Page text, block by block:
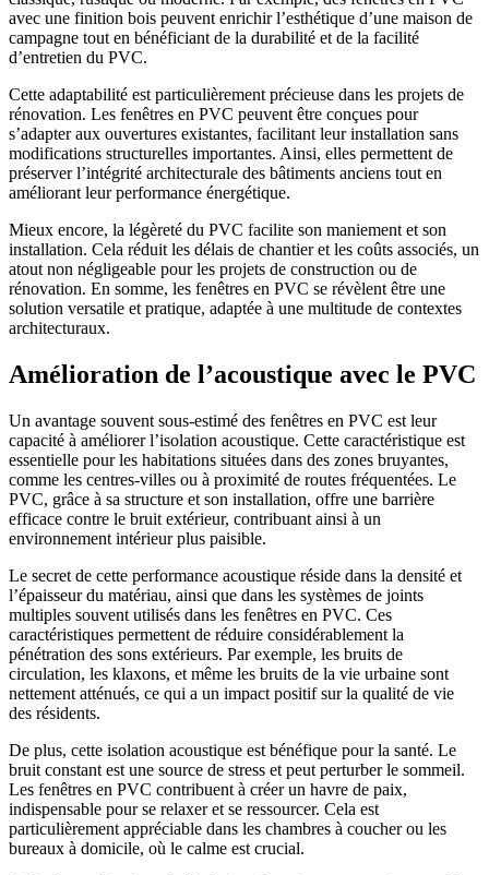
avec une finition bois peuvent enrichir l’esthétique d’une maison de
campagne tout en bénéficiant de la durabilité et de la facilité
d’entretien du PVC.
Cette adaptabilité est particulièrement précieuse dans les projets de
rénovation. Les fenêtres en PVC peuvent être conçues pour
s’adapter aux ouvertures existantes, facilitant leur installation sans
modifications structurelles importantes. Ainsi, elles permettent de
préserver l’intégrité architecturale des bâtiments anciens tout en
améliorant leur performance énergétique.
Mieux encore, la légèreté du PVC facilite son maniement et son
installation. Cela réduit les délais de chantier et les coûts associés, un
atout non négligeable pour les projets de construction ou de
rénovation. En somme, les fenêtres en PVC se révèlent être une
solution versatile et pratique, adaptée à une multitude de contextes
architecturaux.
Amélioration de l’acoustique avec le PVC
Un avantage souvent sous-estimé des fenêtres en PVC est leur
capacité à améliorer l’isolation acoustique. Cette caractéristique est
essentielle pour les habitations situées dans des zones bruyantes,
comme les centres-villes ou à proximité de routes fréquentées. Le
PVC, grâce à sa structure et son installation, offre une barrière
efficace contre le bruit extérieur, contribuant ainsi à un
environnement intérieur plus paisible.
Le secret de cette performance acoustique réside dans la densité et
l’épaisseur du matériau, ainsi que dans les systèmes de joints
multiples souvent utilisés dans les fenêtres en PVC. Ces
caractéristiques permettent de réduire considérablement la
pénétration des sons extérieurs. Par exemple, les bruits de
circulation, les klaxons, et même les bruits de la vie urbaine sont
nettement atténués, ce qui a un impact positif sur la qualité de vie
des résidents.
De plus, cette isolation acoustique est bénéfique pour la santé. Le
bruit constant est une source de stress et peut perturber le sommeil.
Les fenêtres en PVC contribuent à créer un havre de paix,
indispensable pour se relaxer et se ressourcer. Cela est
particulièrement appréciable dans les chambres à coucher ou les
bureaux à domicile, où le calme est crucial.